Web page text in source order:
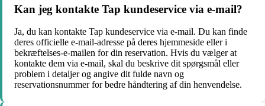
Kan jeg kontakte Tap kundeservice via e-mail?
Ja, du kan kontakte Tap kundeservice via e-mail. Du kan finde
deres officielle e-mail-adresse på deres hjemmeside eller i
bekræftelses-e-mailen for din reservation. Hvis du vælger at
kontakte dem via e-mail, skal du beskrive dit spørgsmål eller
problem i detaljer og angive dit fulde navn og
reservationsnummer for bedre håndtering af din henvendelse.